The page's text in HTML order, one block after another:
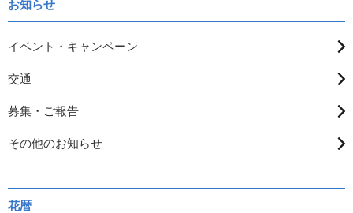
お知らせ
イベント・キャンペーン
交通
募集・ご報告
その他のお知らせ
花暦